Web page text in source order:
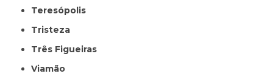
Teresópolis
Tristeza
Três Figueiras
Viamão